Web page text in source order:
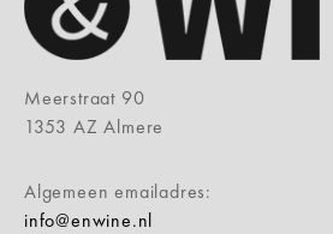
Meerstraat 90
1353 AZ Almere
Algemeen emailadres:
info@enwine.nl